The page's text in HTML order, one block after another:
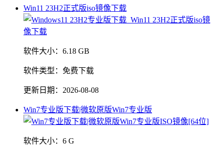
Win11 23H2正式版iso镜像下载
软件大小： 6.18 GB
软件类型： 免费下载
更新日期： 2026-08-08
Win7专业版下载|微软原版Win7专业版
软件大小： 6 G